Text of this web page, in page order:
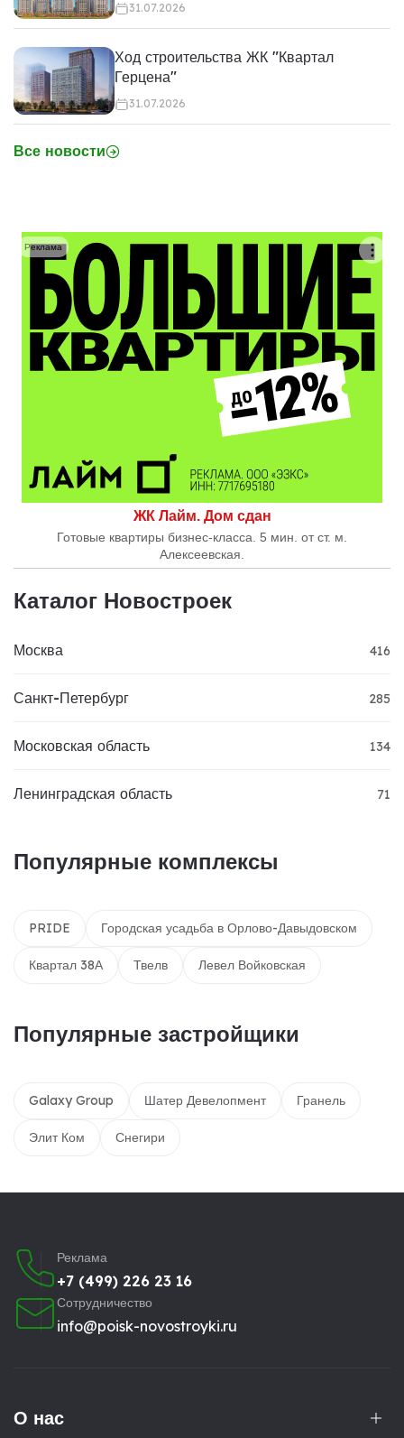
31.07.2026
Ход строительства ЖК "Квартал
Герцена"
31.07.2026
Все новости
ЖК Лайм. Дом сдан
Готовые квартиры бизнес-класса. 5 мин. от ст. м.
Алексеевская.
Реклама
Каталог Новостроек
Москва 416
Санкт-Петербург 285
Московская область 134
Ленинградская область 71
Популярные комплексы
PRIDE Городская усадьба в Орлово-Давыдовском
Квартал 38А Твелв Левел Войковская
Популярные застройщики
Galaxy Group Шатер Девелопмент Гранель
Элит Ком Снегири
Реклама
+7 (499) 226 23 16
Сотрудничество
info@poisk-novostroyki.ru
О нас